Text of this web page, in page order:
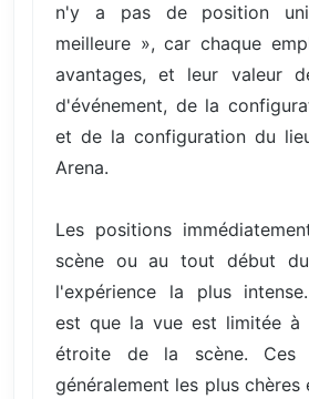
n'y a pas de position
meilleure », car chaque
avantages, et leur valeur
d'événement, de la
et de la configuration du
Arena.
Les positions
scène ou au tout début
l'expérience la plus
est que la vue est limitée à
étroite de la scène. Ces
généralement les plus chères